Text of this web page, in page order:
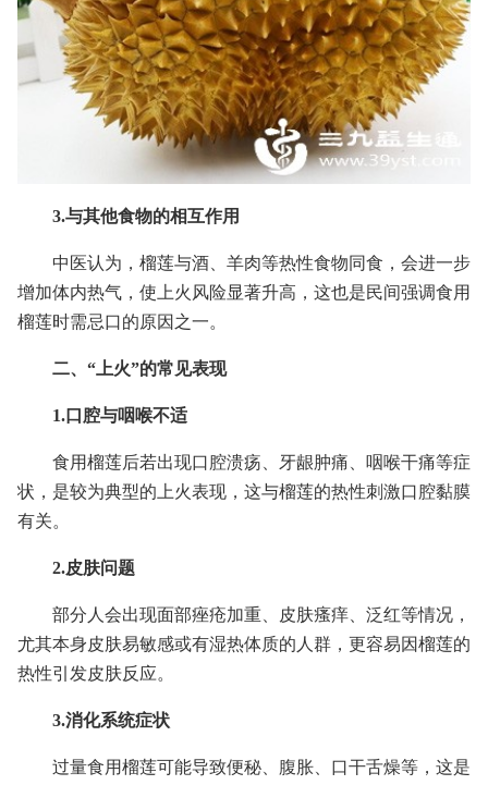
3.与其他食物的相互作用
中医认为，榴莲与酒、羊肉等热性食物同食，会进一步
增加体内热气，使上火风险显著升高，这也是民间强调食用
榴莲时需忌口的原因之一。
二、“上火”的常见表现
1.口腔与咽喉不适
食用榴莲后若出现口腔溃疡、牙龈肿痛、咽喉干痛等症
状，是较为典型的上火表现，这与榴莲的热性刺激口腔黏膜
有关。
2.皮肤问题
部分人会出现面部痤疮加重、皮肤瘙痒、泛红等情况，
尤其本身皮肤易敏感或有湿热体质的人群，更容易因榴莲的
热性引发皮肤反应。
3.消化系统症状
过量食用榴莲可能导致便秘、腹胀、口干舌燥等，这是